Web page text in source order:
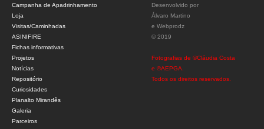
Campanha de Apadrinhamento
Loja
Visitas/Caminhadas
ASINIFIRE
Fichas informativas
Projetos
Notícias
Repositório
Curiosidades
Planalto Mirandês
Galeria
Parceiros
Desenvolvido por
Álvaro Martino
e Webprodz
© 2019
Fotografias de ©Cláudia Costa
e ©AEPGA.
Todos os direitos reservados.